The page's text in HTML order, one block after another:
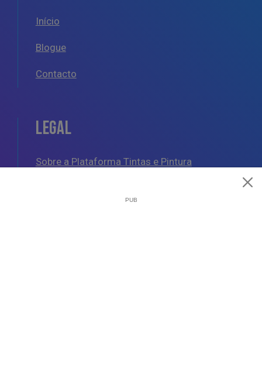
Início
Blogue
Contacto
LEGAL
Sobre a Plataforma Tintas e Pintura